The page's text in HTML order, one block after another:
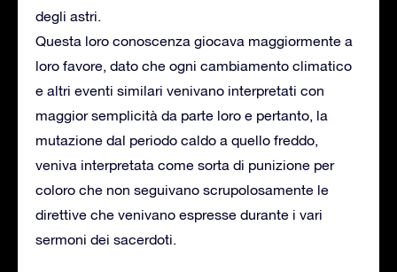
degli astri.
Questa loro conoscenza giocava maggiormente a
loro favore, dato che ogni cambiamento climatico
e altri eventi similari venivano interpretati con
maggior semplicità da parte loro e pertanto, la
mutazione dal periodo caldo a quello freddo,
veniva interpretata come sorta di punizione per
coloro che non seguivano scrupolosamente le
direttive che venivano espresse durante i vari
sermoni dei sacerdoti.